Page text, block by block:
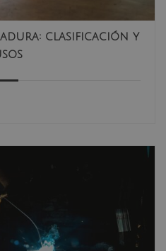
clasificación y